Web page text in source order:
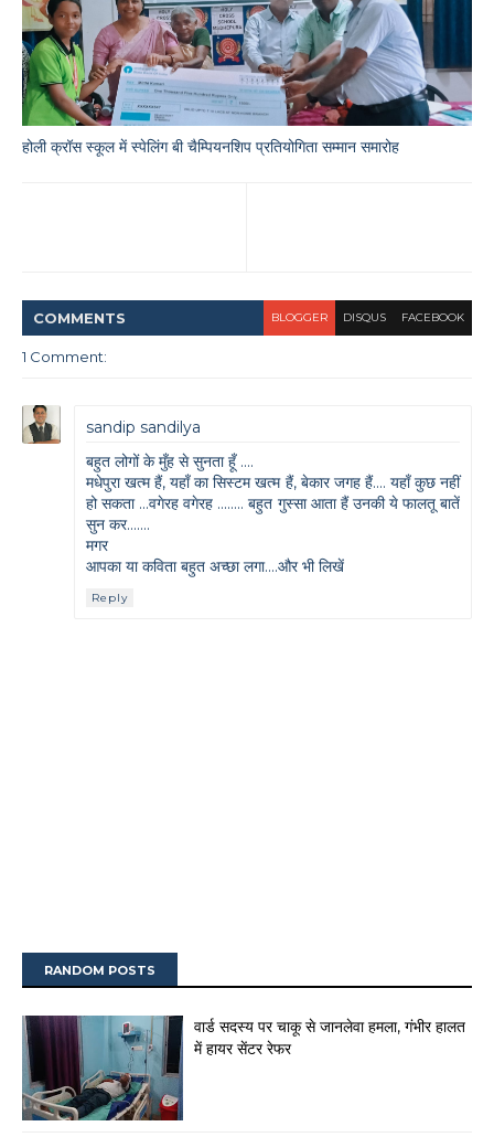
होली क्रॉस स्कूल में स्पेलिंग बी चैम्पियनशिप प्रतियोगिता सम्मान समारोह
COMMENTS BLOGGER DISQUS FACEBOOK
1 Comment:
sandip sandilya
बहुत लोगों के मुँह से सुनता हूँ ....
मधेपुरा खत्म हैं, यहाँ का सिस्टम खत्म हैं, बेकार जगह हैं.... यहाँ कुछ नहीं
हो सकता ...वगेरह वगेरह ........ बहुत गुस्सा आता हैं उनकी ये फालतू बातें
सुन कर.......
मगर
आपका या कविता बहुत अच्छा लगा....और भी लिखें
Reply
RANDOM POSTS
वार्ड सदस्य पर चाकू से जानलेवा हमला, गंभीर हालत
में हायर सेंटर रेफर